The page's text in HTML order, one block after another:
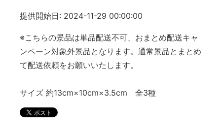
提供開始日: 2024-11-29 00:00:00
※こちらの景品は単品配送不可、おまとめ配送キャ
ンペーン対象外景品となります。通常景品とまとめ
て配送依頼をお願いいたします。
サイズ 約13cm×10cm×3.5cm 全3種